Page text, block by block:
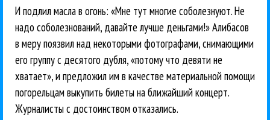
И подлил масла в огонь: «Мне тут многие соболезнуют. Не
надо соболезнований, давайте лучше деньгами!» Алибасов
в меру поязвил над некоторыми фотографами, снимающими
его группу с десятого дубля, «потому что девяти не
хватает», и предложил им в качестве материальной помощи
погорельцам выкупить билеты на ближайший концерт.
Журналисты с достоинством отказались.